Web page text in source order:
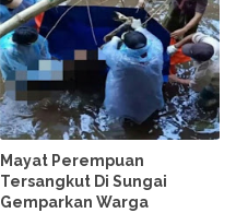
Mayat Perempuan
Tersangkut Di Sungai
Gemparkan Warga